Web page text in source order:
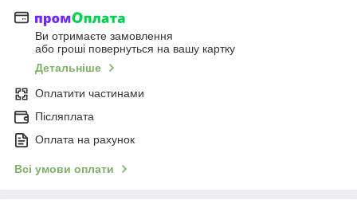
Ви отримаєте замовлення
або гроші повернуться на вашу картку
Детальніше
Оплатити частинами
Післяплата
Оплата на рахунок
Всі умови оплати